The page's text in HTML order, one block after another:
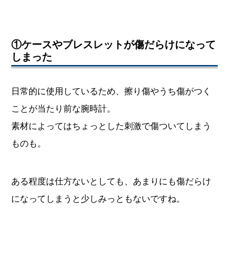
①ケースやブレスレットが傷だらけになって
しまった
日常的に使用しているため、擦り傷やうち傷がつく
ことが当たり前な腕時計。
素材によってはちょっとした刺激で傷ついてしまう
ものも。
ある程度は仕方ないとしても、あまりにも傷だらけ
になってしまうと少しみっともないですね。